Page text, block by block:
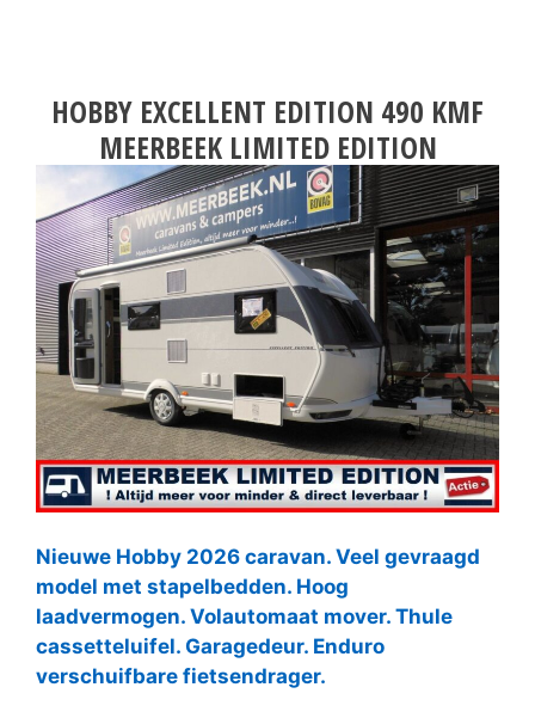
HOBBY EXCELLENT EDITION 490 KMF
MEERBEEK LIMITED EDITION
Nieuwe Hobby 2026 caravan. Veel gevraagd
model met stapelbedden. Hoog
laadvermogen. Volautomaat mover. Thule
cassetteluifel. Garagedeur. Enduro
verschuifbare fietsendrager.